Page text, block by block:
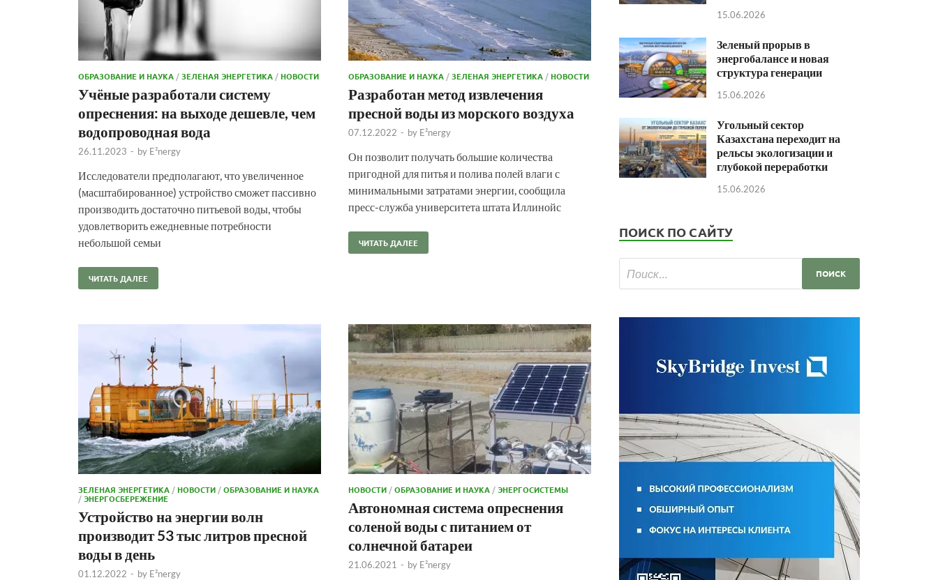
ОБРАЗОВАНИЕ И НАУКА /ЗЕЛЕНАЯ ЭНЕРГЕТИКА /НОВОСТИ
Учёные разработали систему
опреснения: на выходе дешевле, чем
водопроводная вода
26.11.2023 - by E²nergy
Исследователи предполагают, что увеличенное
(масштабированное) устройство сможет пассивно
производить достаточно питьевой воды, чтобы
удовлетворить ежедневные потребности
небольшой семьи
ЧИТАТЬ ДАЛЕЕ
ОБРАЗОВАНИЕ И НАУКА /ЗЕЛЕНАЯ ЭНЕРГЕТИКА /НОВОСТИ
Разработан метод извлечения
пресной воды из морского воздуха
07.12.2022 - by E²nergy
Он позволит получать большие количества
пригодной для питья и полива полей влаги с
минимальными затратами энергии, сообщила
пресс-служба университета штата Иллинойс
ЧИТАТЬ ДАЛЕЕ
ЗЕЛЕНАЯ ЭНЕРГЕТИКА /НОВОСТИ /ОБРАЗОВАНИЕ И НАУКА
/ЭНЕРГОСБЕРЕЖЕНИЕ
Устройство на энергии волн
производит 53 тыс литров пресной
воды в день
01.12.2022 - by E²nergy
НОВОСТИ /ОБРАЗОВАНИЕ И НАУКА /ЭНЕРГОСИСТЕМЫ
Автономная система опреснения
соленой воды с питанием от
солнечной батареи
21.06.2021 - by E²nergy
15.06.2026
Зеленый прорыв в
энергобалансе и новая
структура генерации
15.06.2026
Угольный сектор
Казахстана переходит на
рельсы экологизации и
глубокой переработки
15.06.2026
ПОИСК ПО САЙТУ